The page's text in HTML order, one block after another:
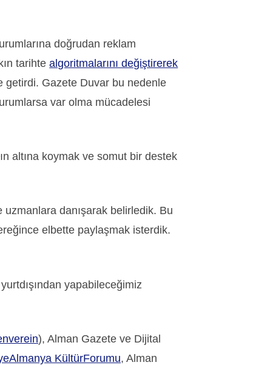
doğrudan reklam
tarihtealgoritmalarını değiştirerek
getirdi. Gazete Duvar bu nedenle
var olma mücadelesi
altına koymak ve somut bir destek
uzmanlara danışarak belirledik. Bu
elbette paylaşmak isterdik.
yapabileceğimiz
), Alman Gazete ve Dijital
KültürForumu, Alman